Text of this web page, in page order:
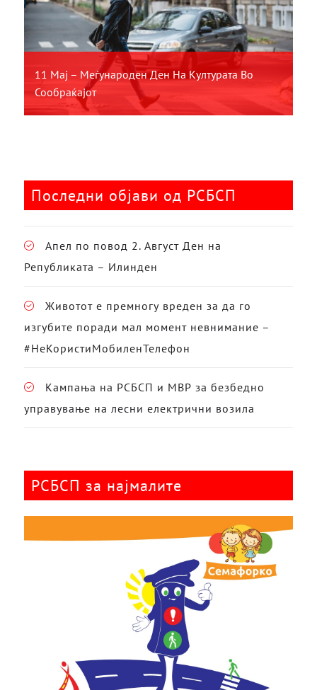
11 Мај – Меѓународен Ден На Културата Во
Сообраќајот
Последни објави од РСБСП
Апел по повод 2. Август Ден на
Републиката – Илинден
Животот е премногу вреден за да го
изгубите поради мал момент невнимание –
#НеКористиМобиленТелефон
Кампања на РСБСП и МВР за безбедно
управување на лесни електрични возила
РСБСП за најмалите